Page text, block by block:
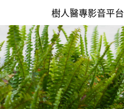
樹人醫專影音平台